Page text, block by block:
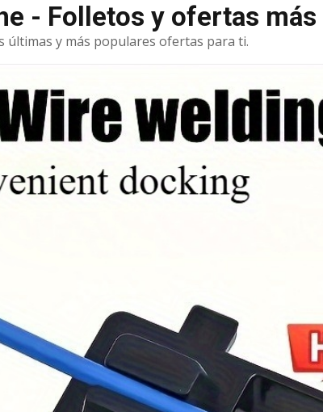
- Folletos y ofertas
últimas y más populares ofertas para ti.